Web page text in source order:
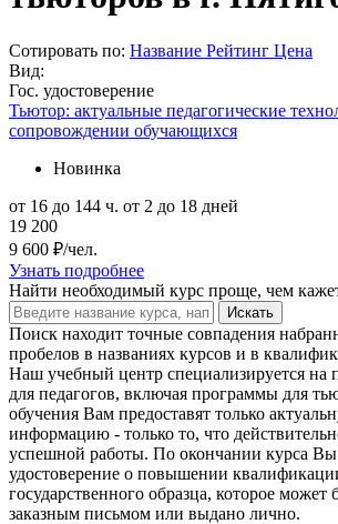
Сотировать по: Название Рейтинг Цена
Вид:
Гос. удостоверение
Тьютор: актуальные педагогические
сопровождении обучающихся
Новинка
от 16 до 144 ч. от 2 до 18 дней
19 200
9 600 ₽/чел.
Узнать подробнее
Найти необходимый курс проще, чем
Искать
Поиск находит точные совпадения
пробелов в названиях курсов и в
Наш учебный центр специализируется на
для педагогов, включая программы для
обучения Вам предоставят только
информацию - только то, что
успешной работы. По окончании курса
удостоверение о повышении
государственного образца, которое может
заказным письмом или выдано лично.